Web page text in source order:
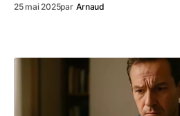
25 mai 2025par Arnaud